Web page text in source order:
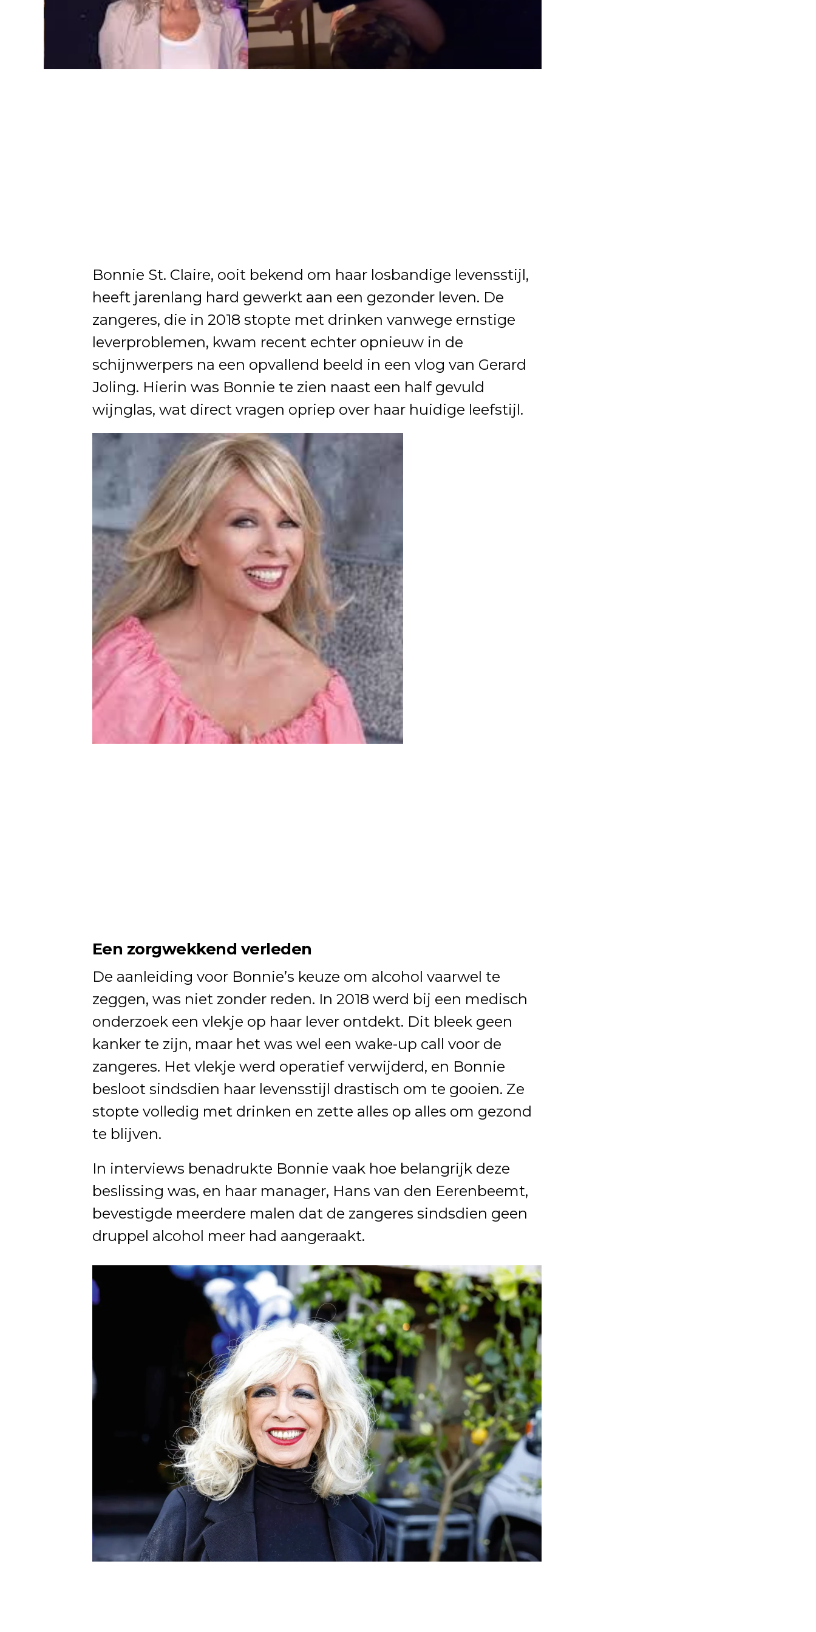
Bonnie St. Claire, ooit bekend om haar losbandige levensstijl,
heeft jarenlang hard gewerkt aan een gezonder leven. De
zangeres, die in 2018 stopte met drinken vanwege ernstige
leverproblemen, kwam recent echter opnieuw in de
schijnwerpers na een opvallend beeld in een vlog van Gerard
Joling. Hierin was Bonnie te zien naast een half gevuld
wijnglas, wat direct vragen opriep over haar huidige leefstijl.
Een zorgwekkend verleden
De aanleiding voor Bonnie’s keuze om alcohol vaarwel te
zeggen, was niet zonder reden. In 2018 werd bij een medisch
onderzoek een vlekje op haar lever ontdekt. Dit bleek geen
kanker te zijn, maar het was wel een wake-up call voor de
zangeres. Het vlekje werd operatief verwijderd, en Bonnie
besloot sindsdien haar levensstijl drastisch om te gooien. Ze
stopte volledig met drinken en zette alles op alles om gezond
te blijven.
In interviews benadrukte Bonnie vaak hoe belangrijk deze
beslissing was, en haar manager, Hans van den Eerenbeemt,
bevestigde meerdere malen dat de zangeres sindsdien geen
druppel alcohol meer had aangeraakt.